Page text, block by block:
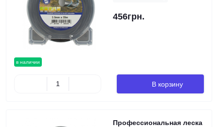
в наличии
456грн.
В корзину
Профессиональная леска